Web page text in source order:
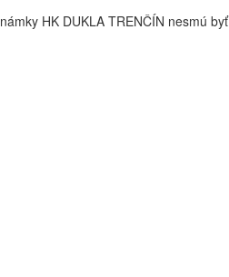
HK DUKLA TRENČÍN nesmú byť